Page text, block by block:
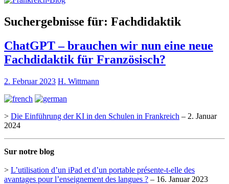
Suchergebnisse für: Fachdidaktik
ChatGPT – brauchen wir nun eine neue
Fachdidaktik für Französisch?
2. Februar 2023 H. Wittmann
> Die Einführung der KI in den Schulen in Frankreich – 2. Januar
2024
Sur notre blog
> L’utilisation d’un iPad et d’un portable présente-t-elle des
avantages pour l’enseignement des langues ? – 16. Januar 2023